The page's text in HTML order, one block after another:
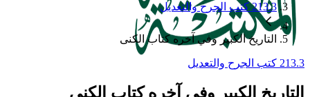
213.3 كتب الجرح والتعديل
التاريخ الكبير وفي آخره كتاب الكنى
213.3 كتب الجرح والتعديل
التاريخ الكبير وفي آخره كتاب الكنى